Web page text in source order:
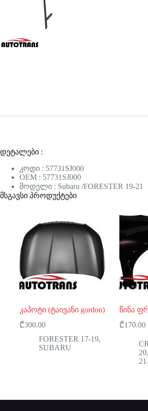
დეტალები :
კოდი : 57731SJ000
OEM : 57731SJ000
მოდელი : Subaru /FORESTER 19-21
მსგავსი პროდუქტები
კაპოტი (ტაივანი gordon)
₾300.00
FORESTER 17-19,
SUBARU
წინა
₾170.00
20